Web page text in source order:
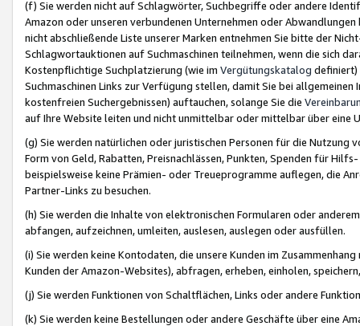
(f) Sie werden nicht auf Schlagwörter, Suchbegriffe oder andere
Amazon oder unseren verbundenen Unternehmen oder
nicht abschließende Liste unserer Marken entnehmen Sie bitte der
Schlagwortauktionen auf Suchmaschinen teilnehmen, wenn die sich
Kostenpflichtige Suchplatzierung (wie im Vergütungskatalog definiert)
Suchmaschinen Links zur Verfügung stellen, damit Sie bei
kostenfreien Suchergebnissen) auftauchen, solange Sie die
auf Ihre Website leiten und nicht unmittelbar oder mittelbar über eine
(g) Sie werden natürlichen oder juristischen Personen für die Nutzung
Form von Geld, Rabatten, Preisnachlässen, Punkten, Spenden für
beispielsweise keine Prämien- oder Treueprogramme auflegen, die
Partner-Links zu besuchen.
(h) Sie werden die Inhalte von elektronischen Formularen oder
abfangen, aufzeichnen, umleiten, auslesen, auslegen oder ausfüllen.
(i) Sie werden keine Kontodaten, die unsere Kunden im
Kunden der Amazon-Websites), abfragen, erheben, einholen,
(j) Sie werden Funktionen von Schaltflächen, Links oder andere
(k) Sie werden keine Bestellungen oder andere Geschäfte über eine